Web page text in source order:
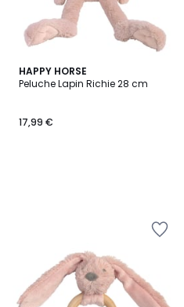
HAPPY HORSE
Peluche Lapin Richie 28 cm
17,99 €